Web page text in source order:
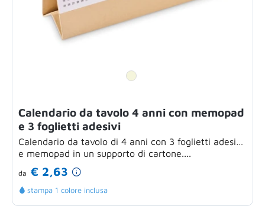
Calendario da tavolo 4 anni con memopad
e 3 foglietti adesivi
Calendario da tavolo di 4 anni con 3 foglietti adesivi
e memopad in un supporto di cartone....
da € 2,63
stampa 1 colore inclusa